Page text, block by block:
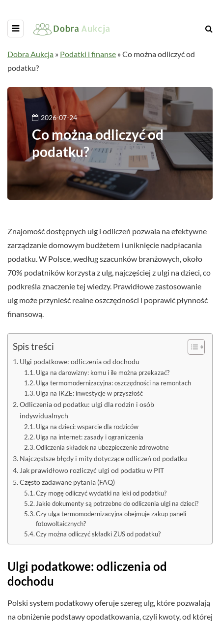
Dobra Aukcja » Podatki i finanse »Co można odliczyć od
podatku?
2026-07-24
Co można odliczyć od
podatku?
Znajomość dostępnych ulg i odliczeń pozwala na efektywne
zarządzanie domowym budżetem i uniknięcie nadpłacania
podatku. W Polsce, według szacunków branżowych, około
70% podatników korzysta z ulg, najczęściej z ulgi na dzieci, co
podkreśla znaczenie tej wiedzy. Prawidłowe zastosowanie
ulg może przynieść realne oszczędności i poprawić płynność
finansową.
Spis treści
Ulgi podatkowe: odliczenia od dochodu
Ulga na darowizny: komu i ile można przekazać?
Ulga termomodernizacyjna: oszczędności na remontach
Ulga na IKZE: inwestycje w przyszłość
Odliczenia od podatku: ulgi dla rodzin i osób
indywidualnych
Ulga na dzieci: wsparcie dla rodziców
Ulga na internet: zasady i ograniczenia
Odliczenia składek na ubezpieczenie zdrowotne
Najczęstsze błędy i mity dotyczące odliczeń od podatku
Jak prawidłowo rozliczyć ulgi od podatku w PIT
Często zadawane pytania (FAQ)
Czy mogę odliczyć wydatki na leki od podatku?
Jakie dokumenty są potrzebne do odliczenia ulgi na dzieci?
Czy ulga termomodernizacyjna obejmuje zakup paneli
fotowoltaicznych?
Czy można odliczyć składki ZUS od podatku?
Ulgi podatkowe: odliczenia od
dochodu
Polski system podatkowy oferuje szereg ulg, które pozwalają
na obniżenie podstawy opodatkowania, czyli kwoty, od której